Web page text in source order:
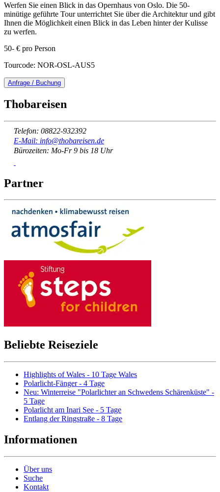
Werfen Sie einen Blick in das Opernhaus von Oslo. Die 50-
minütige geführte Tour unterrichtet Sie über die Architektur und gibt
Ihnen die Möglichkeit einen Blick in das Leben hinter der Kulisse
zu werfen.
50- € pro Person
Tourcode: NOR-OSL-AUS5
Anfrage / Buchung
Thobareisen
Telefon: 08822-932392
E-Mail: info@thobareisen.de
Bürozeiten: Mo-Fr 9 bis 18 Uhr
Partner
Beliebte Reiseziele
Highlights of Wales - 10 Tage Wales
Polarlicht-Fänger - 4 Tage
Neu: Winterreise "Polarlichter an Schwedens Schärenküste" -
5 Tage
Polarlicht am Inari See - 5 Tage
Entlang der Ringstraße - 8 Tage
Informationen
Über uns
Suche
Kontakt